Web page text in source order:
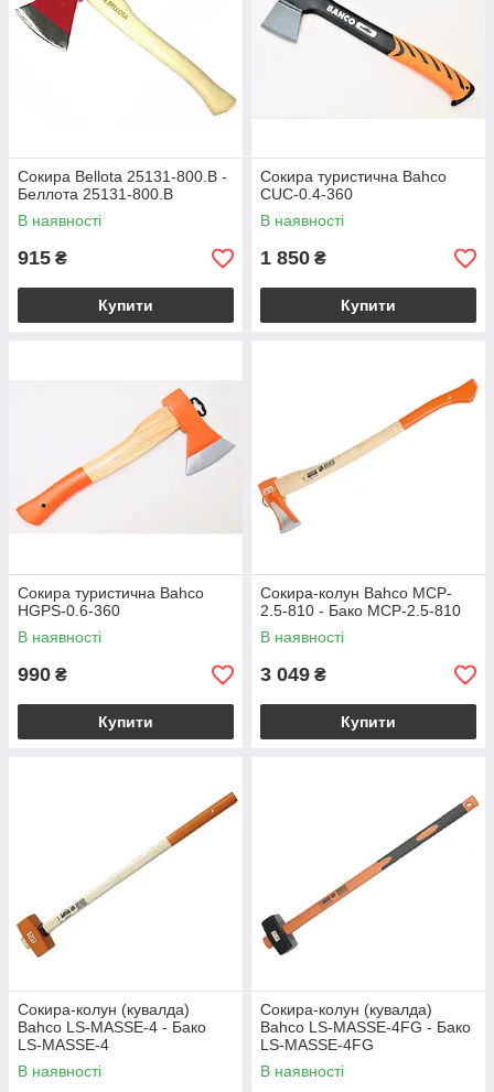
Сокира Bellota 25131-800.B -
Беллота 25131-800.B
В наявності
915 ₴
Купити
Сокира туристична Bahco
CUC-0.4-360
В наявності
1 850 ₴
Купити
Сокира туристична Bahco
HGPS-0.6-360
В наявності
990 ₴
Купити
Сокира-колун Bahco MCP-
2.5-810 - Бако MCP-2.5-810
В наявності
3 049 ₴
Купити
Сокира-колун (кувалда)
Bahco LS-MASSE-4 - Бако
LS-MASSE-4
В наявності
Сокира-колун (кувалда)
Bahco LS-MASSE-4FG - Бако
LS-MASSE-4FG
В наявності